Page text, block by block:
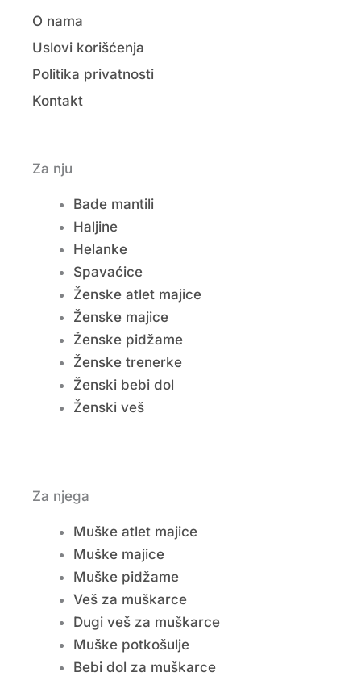
O nama
Uslovi korišćenja
Politika privatnosti
Kontakt
Za nju
Bade mantili
Haljine
Helanke
Spavaćice
Ženske atlet majice
Ženske majice
Ženske pidžame
Ženske trenerke
Ženski bebi dol
Ženski veš
Za njega
Muške atlet majice
Muške majice
Muške pidžame
Veš za muškarce
Dugi veš za muškarce
Muške potkošulje
Bebi dol za muškarce